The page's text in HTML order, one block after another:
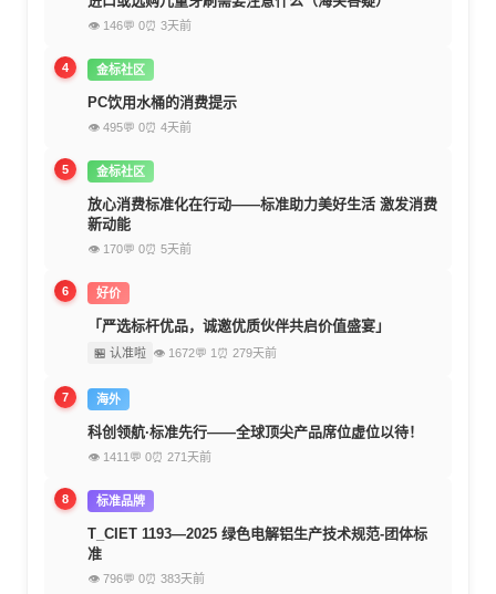
👁 146💬 0⏰ 3天前
4 金标社区
PC饮用水桶的消费提示
👁 495💬 0⏰ 4天前
5 金标社区
放心消费标准化在行动——标准助力美好生活 激发消费
新动能
👁 170💬 0⏰ 5天前
6 好价
「严选标杆优品，诚邀优质伙伴共启价值盛宴」
🏪 认准啦 👁 1672💬 1 ⏰ 279天前
7 海外
科创领航·标准先行——全球顶尖产品席位虚位以待！
👁 1411 💬 0⏰ 271天前
8 标准品牌
T_CIET 1193—2025 绿色电解铝生产技术规范-团体标
准
👁 796💬 0⏰ 383天前